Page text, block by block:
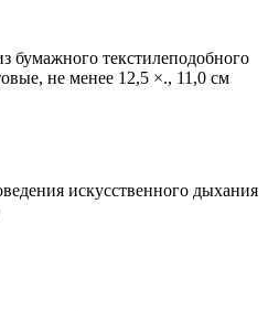
бумажного текстилеподобного
не менее 12,5 ×., 11,0 см
искусственного дыхания